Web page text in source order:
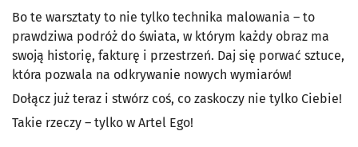
Bo te warsztaty to nie tylko technika malowania – to
prawdziwa podróż do świata, w którym każdy obraz ma
swoją historię, fakturę i przestrzeń. Daj się porwać sztuce,
która pozwala na odkrywanie nowych wymiarów!
Dołącz już teraz i stwórz coś, co zaskoczy nie tylko Ciebie!
Takie rzeczy – tylko w Artel Ego!